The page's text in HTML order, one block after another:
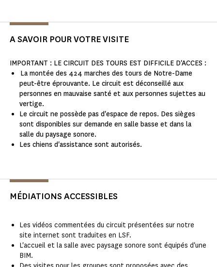
A SAVOIR POUR VOTRE VISITE
IMPORTANT : LE CIRCUIT DES TOURS EST DIFFICILE D'ACCES :
La montée des 424 marches des tours de Notre-Dame
peut-être éprouvante. Le circuit est déconseillé aux
personnes en mauvaise santé et aux personnes sujettes au
vertige.
Le circuit ne possède pas d'espace de repos. Des sièges
sont disponibles sur demande en salle basse et dans la
salle du paysage sonore.
Les chiens d'assistance sont autorisés.
MÉDIATIONS ACCESSIBLES
Les vidéos commentées du circuit présentées sur notre
site internet sont traduites en LSF.
L'accueil et la salle avec paysage sonore sont équipés d'une
BIM.